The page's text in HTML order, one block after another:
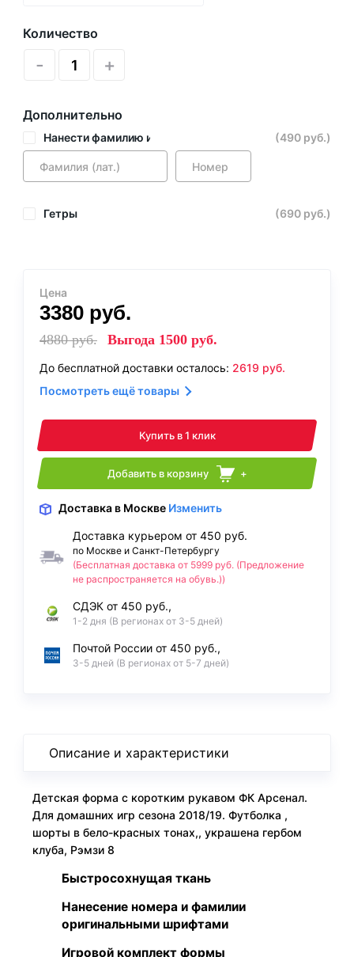
Количество
- +
Дополнительно
Нанести фамилию и номер (490 руб.)
Гетры (690 руб.)
Цена
3380 руб.
4880руб. Выгода 1500 руб.
До бесплатной доставки осталось: 2619 руб.
Посмотреть ещё товары
Купить в 1 клик
Добавить в корзину +
Доставка в Москве Изменить
Доставка курьером от 450 руб.
по Москве и Санкт-Петербургу
(Бесплатная доставка от 5999 руб. (Предложение
не распространяется на обувь.))
СДЭК от 450 руб.,
1-2 дня (В регионах от 3-5 дней)
Почтой России от 450 руб.,
3-5 дней (В регионах от 5-7 дней)
Описание и характеристики
Детская форма с коротким рукавом ФК Арсенал.
Для домашних игр сезона 2018/19. Футболка ,
шорты в бело-красных тонах,, украшена гербом
клуба, Рэмзи 8
Быстросохнущая ткань
Нанесение номера и фамилии
оригинальными шрифтами
Игровой комплект формы